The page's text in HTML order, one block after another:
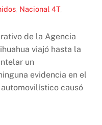
Nacional 4T,
de la Agencia
viajó hasta la
un
evidencia en el
causó